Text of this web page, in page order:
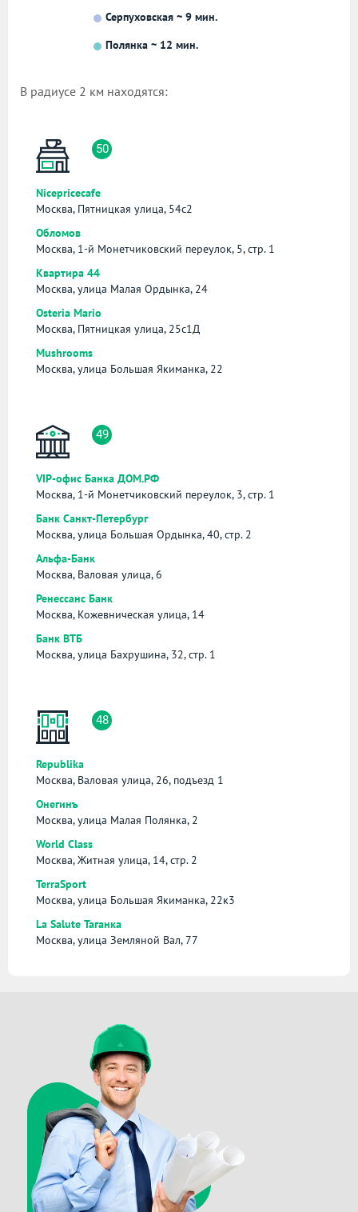
Серпуховская ~ 9 мин.
Полянка ~ 12 мин.
В радиусе 2 км находятся:
50
Nicepricecafe
Москва, Пятницкая улица, 54с2
Обломов
Москва, 1-й Монетчиковский переулок, 5, стр. 1
Квартира 44
Москва, улица Малая Ордынка, 24
Osteria Mario
Москва, Пятницкая улица, 25с1Д
Mushrooms
Москва, улица Большая Якиманка, 22
49
VIP-офис Банка ДОМ.РФ
Москва, 1-й Монетчиковский переулок, 3, стр. 1
Банк Санкт-Петербург
Москва, улица Большая Ордынка, 40, стр. 2
Альфа-Банк
Москва, Валовая улица, 6
Ренессанс Банк
Москва, Кожевническая улица, 14
Банк ВТБ
Москва, улица Бахрушина, 32, стр. 1
48
Republika
Москва, Валовая улица, 26, подъезд 1
Онегинъ
Москва, улица Малая Полянка, 2
World Class
Москва, Житная улица, 14, стр. 2
TerraSport
Москва, улица Большая Якиманка, 22к3
La Salute Таганка
Москва, улица Земляной Вал, 77